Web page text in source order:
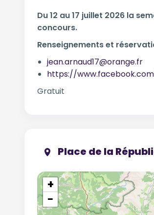
Du 12 au 17 juillet 2026 la
concours.
Renseignements et
jean.arnaud17@orange.fr
https://
Gratuit
Place de la
+
−